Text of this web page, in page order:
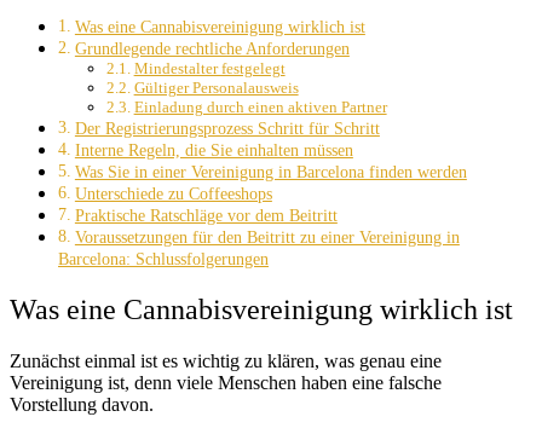
Was eine Cannabisvereinigung wirklich ist
Grundlegende rechtliche Anforderungen
Mindestalter festgelegt
Gültiger Personalausweis
Einladung durch einen aktiven Partner
Der Registrierungsprozess Schritt für Schritt
Interne Regeln, die Sie einhalten müssen
Was Sie in einer Vereinigung in Barcelona finden werden
Unterschiede zu Coffeeshops
Praktische Ratschläge vor dem Beitritt
Voraussetzungen für den Beitritt zu einer Vereinigung in
Barcelona: Schlussfolgerungen
Was eine Cannabisvereinigung wirklich ist
Zunächst einmal ist es wichtig zu klären, was genau eine
Vereinigung ist, denn viele Menschen haben eine falsche
Vorstellung davon.